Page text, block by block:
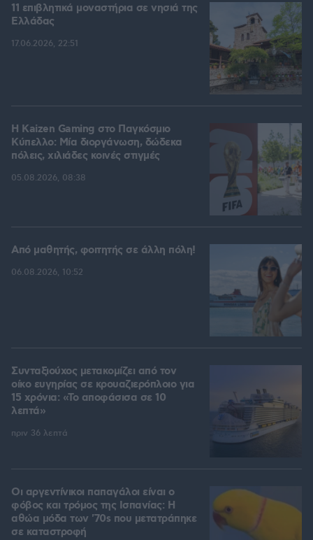
11 επιβλητικά μοναστήρια σε νησιά της
Ελλάδας
17.06.2026, 22:51
H Kaizen Gaming στο Παγκόσμιο
Kύπελλο: Μία διοργάνωση, δώδεκα
πόλεις, χιλιάδες κοινές στιγμές
05.08.2026, 08:38
Από μαθητής, φοιτητής σε άλλη πόλη!
06.08.2026, 10:52
Συνταξιούχος μετακομίζει από τον
οίκο ευγηρίας σε κρουαζιερόπλοιο για
15 χρόνια: «Το αποφάσισα σε 10
λεπτά»
πριν 36 λεπτά
Οι αργεντίνικοι παπαγάλοι είναι ο
φόβος και τρόμος της Ισπανίας: Η
αθώα μόδα των '70s που μετατράπηκε
σε καταστροφή